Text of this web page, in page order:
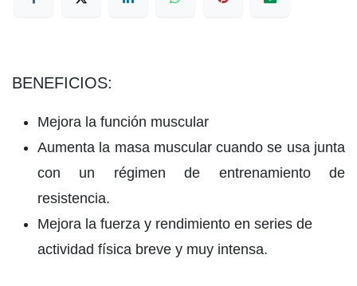
BENEFICIOS:
Mejora la función muscular
Aumenta la masa muscular cuando se usa junta
con un régimen de entrenamiento de
resistencia.
Mejora la fuerza y rendimiento en series de
actividad física breve y muy intensa.